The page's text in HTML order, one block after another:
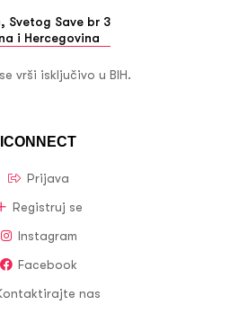
ICONNECT
Prijava
Registruj se
Instagram
Facebook
nas
Svetog Save br 3
i Hercegovina
vrši isključivo u BIH.